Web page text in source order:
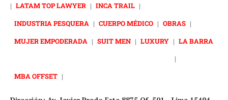
| LATAM TOP LAWYER | INCA TRAIL |
INDUSTRIA PESQUERA | CUERPO MÉDICO | OBRAS |
MUJER EMPODERADA | SUIT MEN | LUXURY | LA BARRA
|
MBA OFFSET |